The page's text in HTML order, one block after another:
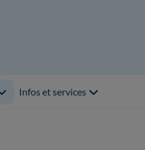
Infos et services